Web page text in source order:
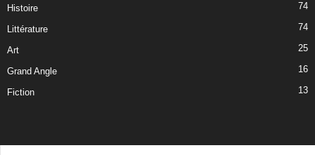
Histoire 74
Littérature 74
Art 25
Grand Angle 16
Fiction 13